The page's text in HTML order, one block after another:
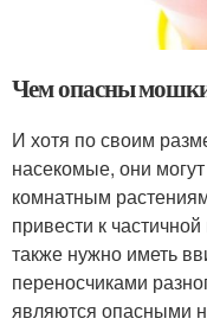
Чем опасны
И хотя по своим
насекомые, они
комнатным
привести к
также нужно иметь
переносчиками
являются опасными